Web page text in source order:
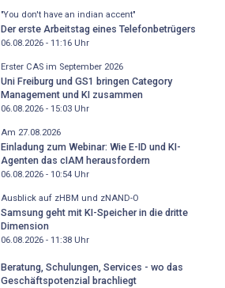
"You don't have an indian accent"
Der erste Arbeitstag eines Telefonbetrügers
06.08.2026 - 11:16Uhr
Erster CAS im September 2026
Uni Freiburg und GS1 bringen Category
Management und KI zusammen
06.08.2026 - 15:03Uhr
Am 27.08.2026
Einladung zum Webinar: Wie E-ID und KI-
Agenten das cIAM herausfordern
06.08.2026 - 10:54Uhr
Ausblick auf zHBM und zNAND-O
Samsung geht mit KI-Speicher in die dritte
Dimension
06.08.2026 - 11:38Uhr
Beratung, Schulungen, Services - wo das
Geschäftspotenzial brachliegt